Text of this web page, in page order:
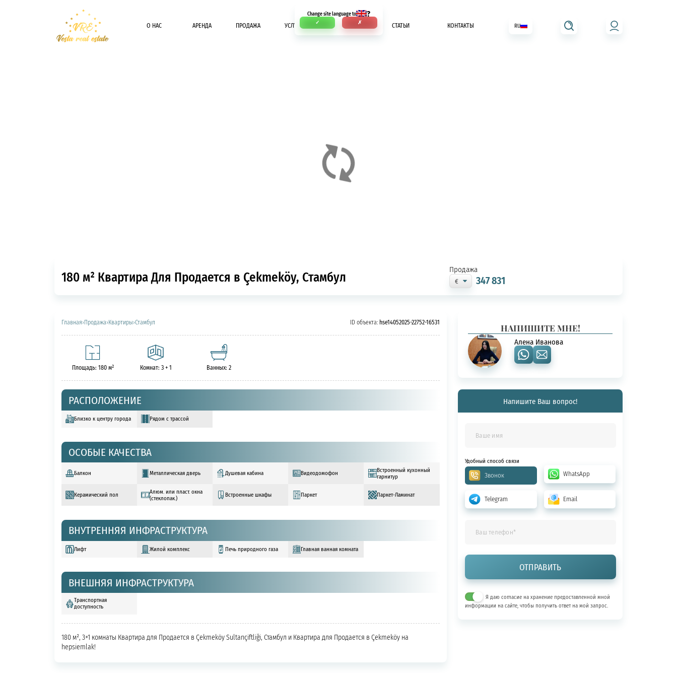
Change site language to ?
✓ ✗
О НАС АРЕНДА ПРОДАЖА УСЛУГИ ОПЛАТА СТАТЬИ КОНТАКТЫ RU
180 м² Квартира Для Продается в Çekmeköy, Стамбул Продажа
347 831
Главная›Продажа›Квартиры›Стамбул ID объекта: hse14052025-22752-16531
Площадь: 180 м² Комнат: 3 + 1 Ванных: 2
РАСПОЛОЖЕНИЕ
Близко к центру города Рядом с трассой
ОСОБЫЕ КАЧЕСТВА
Балкон Металлическая дверь Душевая кабина Видеодомофон
Встроенный кухонный
гарнитур
Керамический пол
Алюм. или пласт. окна
(стеклопак.)
Встроенные шкафы Паркет Паркет-Ламинат
ВНУТРЕННЯЯ ИНФРАСТРУКТУРА
Лифт Жилой комплекс Печь природного газа Главная ванная комната
ВНЕШНЯЯ ИНФРАСТРУКТУРА
Транспортная
доступность
180 м², 3+1 комнаты Квартира для Продается в Çekmeköy Sultançiftliği, Стамбул и Квартира для Продается в Çekmeköy на
hepsiemlak!
НАПИШИТЕ МНЕ!
Алена Иванова
Напишите Ваш вопрос!
Удобный способ связи
Звонок WhatsApp
Telegram Email
Я даю согласие на хранение предоставленной мной
информации на сайте, чтобы получить ответ на мой запрос.